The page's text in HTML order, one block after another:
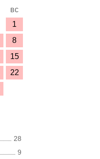
вс
1
8
15
22
28
9